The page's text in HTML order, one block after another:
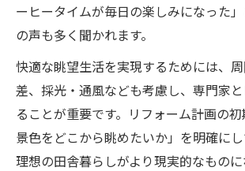
ーヒータイムが毎日の楽しみになった
の声も多く聞かれます。
快適な眺望生活を実現するためには、
差、採光・通風なども考慮し、専門家
ることが重要です。リフォーム計画の
景色をどこから眺めたいか」を明確にし
理想の田舎暮らしがより現実的なものに